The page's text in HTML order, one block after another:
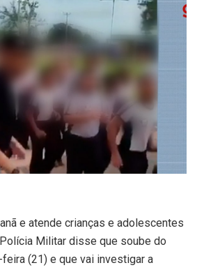
e atende crianças e adolescentes
Polícia Militar disse que soube do
(21) e que vai investigar a